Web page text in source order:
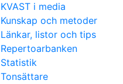
KVAST i media
Kunskap och metoder
Länkar, listor och tips
Repertoarbanken
Statistik
Tonsättare